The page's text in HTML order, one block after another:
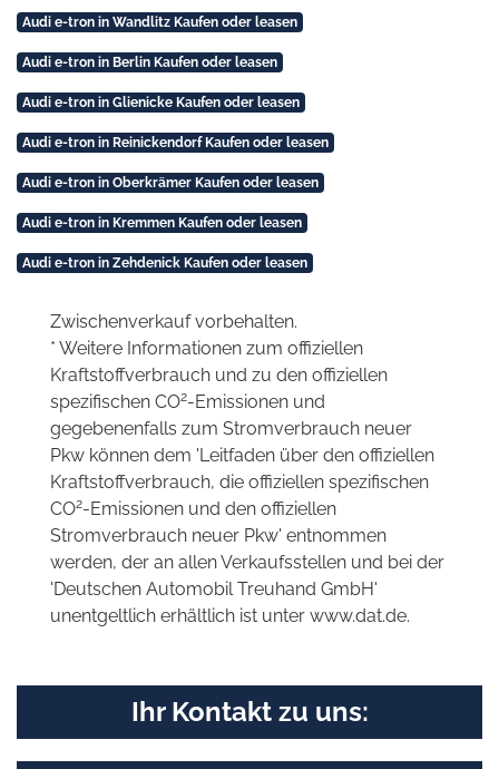
Audi e-tron in Wandlitz Kaufen oder leasen
Audi e-tron in Berlin Kaufen oder leasen
Audi e-tron in Glienicke Kaufen oder leasen
Audi e-tron in Reinickendorf Kaufen oder leasen
Audi e-tron in Oberkrämer Kaufen oder leasen
Audi e-tron in Kremmen Kaufen oder leasen
Audi e-tron in Zehdenick Kaufen oder leasen
Zwischenverkauf vorbehalten.
* Weitere Informationen zum offiziellen
Kraftstoffverbrauch und zu den offiziellen
spezifischen CO2-Emissionen und
gegebenenfalls zum Stromverbrauch neuer
Pkw können dem 'Leitfaden über den offiziellen
Kraftstoffverbrauch, die offiziellen spezifischen
CO2-Emissionen und den offiziellen
Stromverbrauch neuer Pkw' entnommen
werden, der an allen Verkaufsstellen und bei der
'Deutschen Automobil Treuhand GmbH'
unentgeltlich erhältlich ist unter www.dat.de.
Ihr Kontakt zu uns: